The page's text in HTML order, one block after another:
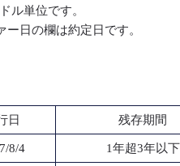
ル単位です。
ー日の欄は約定日です。
日 残存期間
8/4 1年超3年以下